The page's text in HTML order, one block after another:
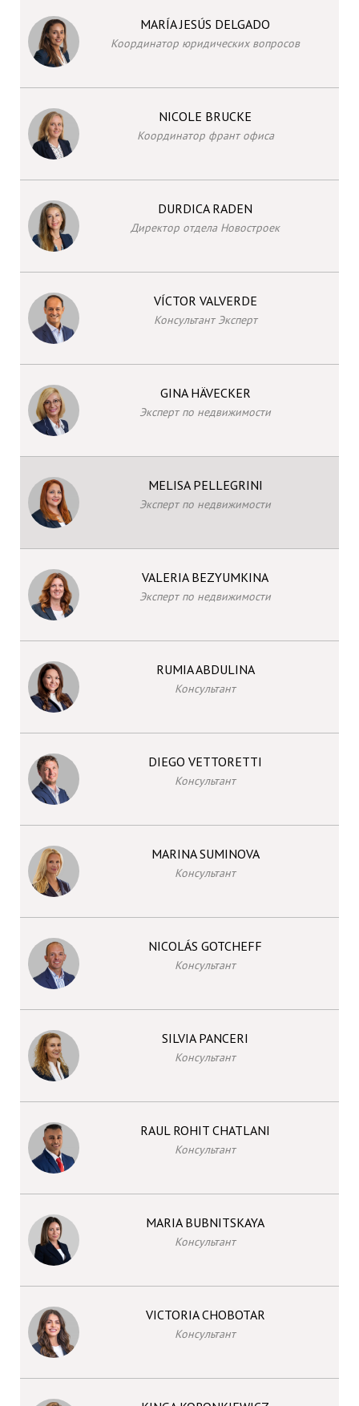
MARÍA JESÚS DELGADO
Координатор юридических вопросов
NICOLE BRUCKE
Координатор франт офиса
DURDICA RADEN
Директор отдела Новостроек
VÍCTOR VALVERDE
Консультант Эксперт
GINA HÄVECKER
Эксперт по недвижимости
MELISA PELLEGRINI
Эксперт по недвижимости
VALERIA BEZYUMKINA
Эксперт по недвижимости
RUMIA ABDULINA
Консультант
DIEGO VETTORETTI
Консультант
MARINA SUMINOVA
Консультант
NICOLÁS GOTCHEFF
Консультант
SILVIA PANCERI
Консультант
RAUL ROHIT CHATLANI
Консультант
MARIA BUBNITSKAYA
Консультант
VICTORIA CHOBOTAR
Консультант